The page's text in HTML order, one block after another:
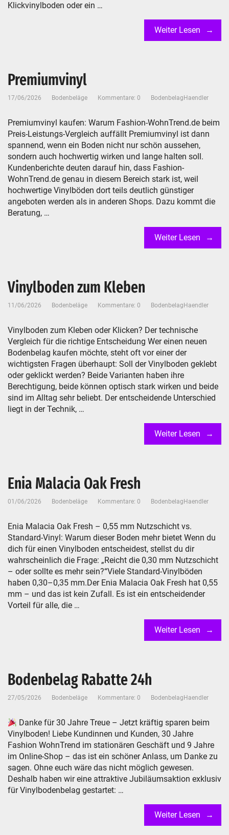
Klickvinylboden oder ein …
Weiter Lesen
Premiumvinyl
17/06/2026 Bodenbeläge Kommentare: 0 BodenbelagHaendler
Premiumvinyl kaufen: Warum Fashion-WohnTrend.de beim
Preis-Leistungs-Vergleich auffällt Premiumvinyl ist dann
spannend, wenn ein Boden nicht nur schön aussehen,
sondern auch hochwertig wirken und lange halten soll.
Kundenberichte deuten darauf hin, dass Fashion-
WohnTrend.de genau in diesem Bereich stark ist, weil
hochwertige Vinylböden dort teils deutlich günstiger
angeboten werden als in anderen Shops. Dazu kommt die
Beratung, …
Weiter Lesen
Vinylboden zum Kleben
11/06/2026 Bodenbeläge Kommentare: 0 BodenbelagHaendler
Vinylboden zum Kleben oder Klicken? Der technische
Vergleich für die richtige Entscheidung Wer einen neuen
Bodenbelag kaufen möchte, steht oft vor einer der
wichtigsten Fragen überhaupt: Soll der Vinylboden geklebt
oder geklickt werden? Beide Varianten haben ihre
Berechtigung, beide können optisch stark wirken und beide
sind im Alltag sehr beliebt. Der entscheidende Unterschied
liegt in der Technik, …
Weiter Lesen
Enia Malacia Oak Fresh
01/06/2026 Bodenbeläge Kommentare: 0 BodenbelagHaendler
Enia Malacia Oak Fresh – 0,55 mm Nutzschicht vs.
Standard-Vinyl: Warum dieser Boden mehr bietet Wenn du
dich für einen Vinylboden entscheidest, stellst du dir
wahrscheinlich die Frage: „Reicht die 0,30 mm Nutzschicht
– oder sollte es mehr sein?“Viele Standard-Vinylböden
haben 0,30–0,35 mm.Der Enia Malacia Oak Fresh hat 0,55
mm – und das ist kein Zufall. Es ist ein entscheidender
Vorteil für alle, die …
Weiter Lesen
Bodenbelag Rabatte 24h
27/05/2026 Bodenbeläge Kommentare: 0 BodenbelagHaendler
Danke für 30 Jahre Treue – Jetzt kräftig sparen beim
Vinylboden! Liebe Kundinnen und Kunden, 30 Jahre
Fashion WohnTrend im stationären Geschäft und 9 Jahre
im Online-Shop – das ist ein schöner Anlass, um Danke zu
sagen. Ohne euch wäre das nicht möglich gewesen.
Deshalb haben wir eine attraktive Jubiläumsaktion exklusiv
für Vinylbodenbelag gestartet: …
Weiter Lesen